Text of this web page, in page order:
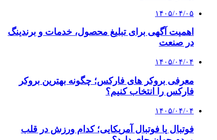
۱۴۰۵/۰۴/۰۵
اهمیت آگهی برای تبلیغ محصول، خدمات و برندینگ
در صنعت
۱۴۰۵/۰۴/۰۴
معرفی بروکر های فارکس؛ چگونه بهترین بروکر
فارکس را انتخاب کنیم؟
۱۴۰۵/۰۴/۰۴
فوتبال یا فوتبال آمریکایی؛ کدام ورزش در قلب